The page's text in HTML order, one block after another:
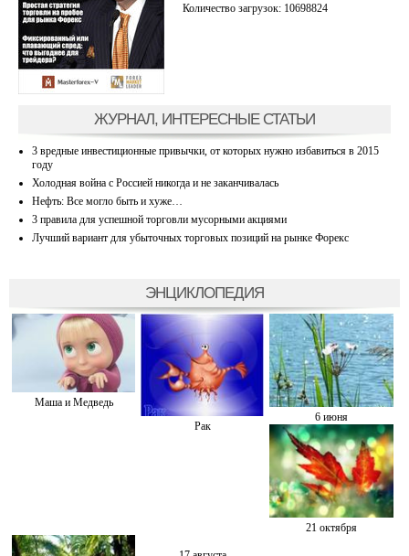
Количество загрузок: 10698824
ЖУРНАЛ, ИНТЕРЕСНЫЕ СТАТЬИ
3 вредные инвестиционные привычки, от которых нужно избавиться в 2015
году
Холодная война с Россией никогда и не заканчивалась
Нефть: Все могло быть и хуже…
3 правила для успешной торговли мусорными акциями
Лучший вариант для убыточных торговых позиций на рынке Форекс
ЭНЦИКЛОПЕДИЯ
Маша и Медведь
Рак
6 июня
21 октября